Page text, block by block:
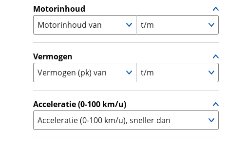
Supersport
Tourer (0)
Touring Enduro
Trike (0)
Zijspan 0)
A1 (0)
(
Motorinhoud
Motorinhoud van
t/m
Vermogen
Vermogen (pk) van
t/m
Acceleratie (0-100 km/u)
Acceleratie (0-100 km/u), sneller dan